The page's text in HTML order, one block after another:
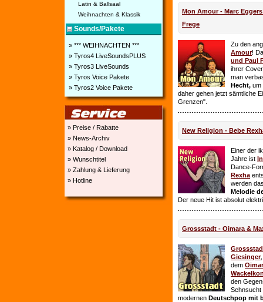
Latin & Ballsaal
Weihnachten & Klassik
Sounds/Pakete
» *** WEIHNACHTEN ***
» Tyros4 LiveSoundsPLUS
» Tyros3 LiveSounds
» Tyros Voice Pakete
» Tyros2 Voice Pakete
» Preise / Rabatte
» News-Archiv
» Katalog / Download
» Wunschtitel
» Zahlung & Lieferung
» Hotline
Mon Amour - Marc
Frege
Zu den
Amour!
und Paul
ihrer
man
Hecht, um
daher gehen jetzt sämtliche
Grenzen".
New Religion - Bebe
Einer der
Jahre ist
Dance-
Rexha
werden
Melodie
Der neue Hit ist absolut
Grossstadt - Oimara &
Giesinger
dem
den
Sehnsucht
modernen Deutschpop mit